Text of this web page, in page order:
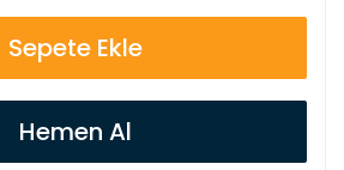
Sepete Ekle
Hemen Al